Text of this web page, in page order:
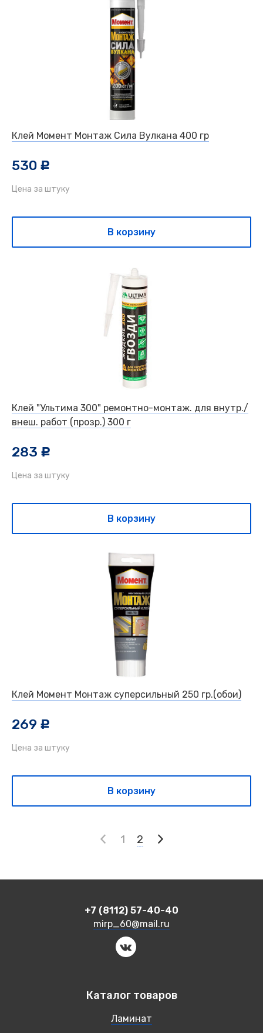
Клей Момент Монтаж Сила Вулкана 400 гр
530 c
Цена за штуку
В корзину
Клей "Ультима 300" ремонтно-монтаж. для внутр./
внеш. работ (прозр.) 300 г
283 c
Цена за штуку
В корзину
Клей Момент Монтаж суперсильный 250 гр.(обои)
269 c
Цена за штуку
В корзину
1 2
+7 (8112) 57-40-40
mirp_60@mail.ru
Каталог товаров
Ламинат